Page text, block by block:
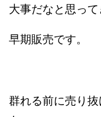
大事だなと思って
早期販売です。
群れる前に売り